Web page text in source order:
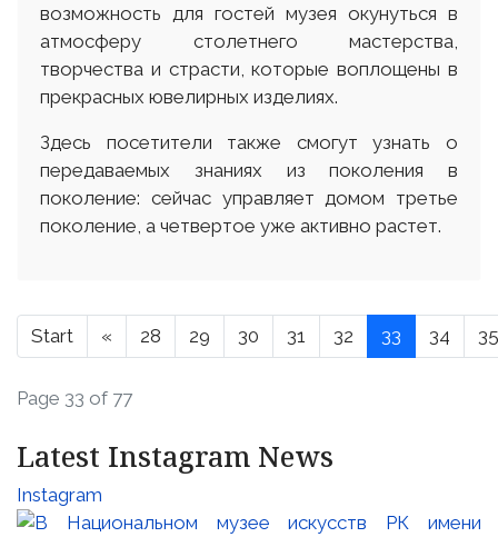
возможность для гостей музея окунуться в
атмосферу столетнего мастерства,
творчества и страсти, которые воплощены в
прекрасных ювелирных изделиях.
Здесь посетители также смогут узнать о
передаваемых знаниях из поколения в
поколение: сейчас управляет домом третье
поколение, а четвертое уже активно растет.
Start « 28 29 30 31 32 33 34 35
Page 33 of 77
Latest Instagram News
Instagram